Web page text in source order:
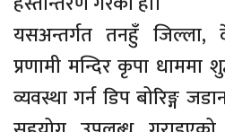
यसअन्तर्गत तनहुँ जिल्ला,
प्रणामी मन्दिर कृपा धाममा
व्यवस्था गर्न डिप बोरिङ्ग